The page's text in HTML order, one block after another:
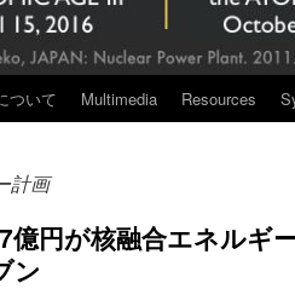
ついて Multimedia Resources
計画
億円が核融合エネルギ
ン